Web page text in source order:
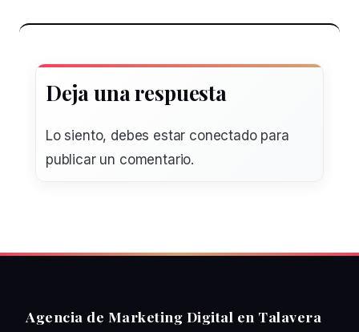
Deja una respuesta
Lo siento, debes estar conectadopara
publicar un comentario.
Agencia de Marketing Digital en Talavera